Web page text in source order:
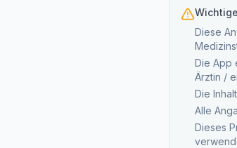
Diese
Die App
Ärztin /
Die
Alle
Dieses